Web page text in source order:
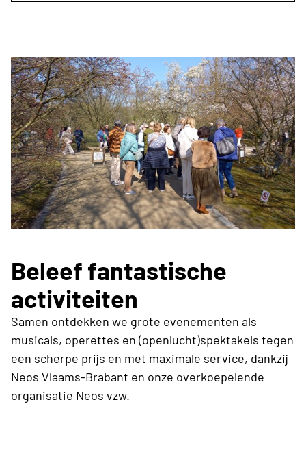
Beleef fantastische
activiteiten
Samen ontdekken we grote evenementen als
musicals, operettes en (openlucht)spektakels tegen
een scherpe prijs en met maximale service, dankzij
Neos Vlaams-Brabant en onze overkoepelende
organisatie Neos vzw.